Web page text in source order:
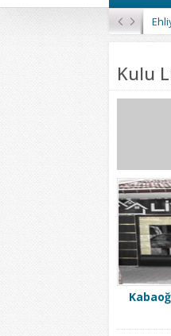
Kulu